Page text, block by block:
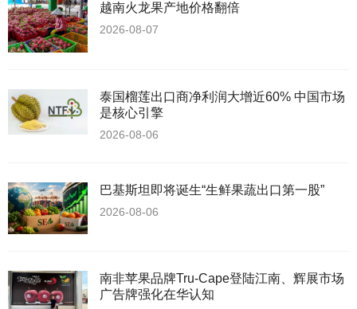
越南火龙果产地价格翻倍
2026-08-07
泰国榴莲出口商净利润大增近60% 中国市场
是核心引擎
2026-08-06
巴基斯坦即将诞生“生鲜果蔬出口第一股”
2026-08-06
南非苹果品牌Tru-Cape登陆江南、辉展市场
广告牌强化在华认知